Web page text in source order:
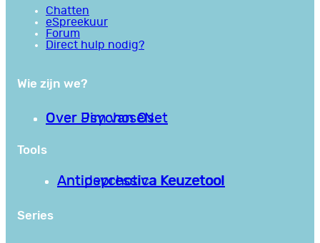
Chatten
eSpreekuur
Forum
Direct hulp nodig?
Wie zijn we?
Over PsychoseNet
Over Jim van Os
Tools
Antipsychotica Keuzetool
Antidepressiva Keuzetool
Series